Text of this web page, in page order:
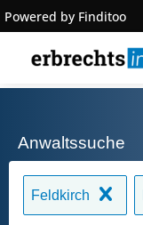
Powered by Finditoo
Anwaltssuche
Feldkirch